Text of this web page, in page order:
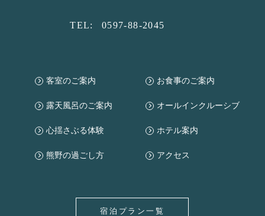
TEL: 0597-88-2045
客室のご案内 お食事のご案内
露天風呂のご案内 オールインクルーシブ
心揺さぶる体験 ホテル案内
熊野の過ごし方 アクセス
宿泊プラン一覧